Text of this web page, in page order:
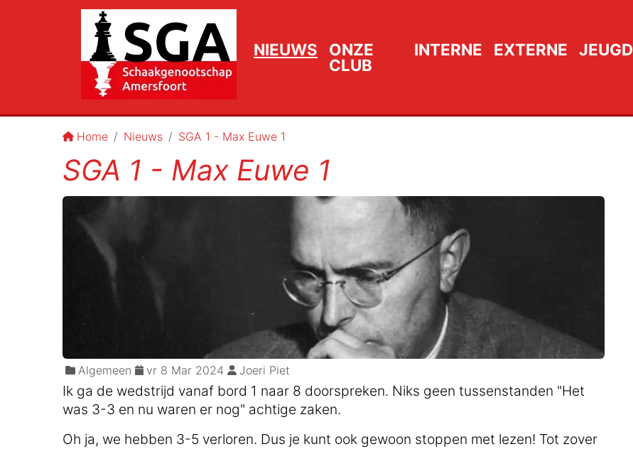
NIEUWS
ONZE
CLUB
INTERNE EXTERNE JEUGD
Home Nieuws SGA 1 - Max Euwe 1
SGA 1 - Max Euwe 1
Algemeen vr 8 Mar 2024 Joeri Piet
Ik ga de wedstrijd vanaf bord 1 naar 8 doorspreken. Niks geen tussenstanden "Het
was 3-3 en nu waren er nog" achtige zaken.
Oh ja, we hebben 3-5 verloren. Dus je kunt ook gewoon stoppen met lezen! Tot zover